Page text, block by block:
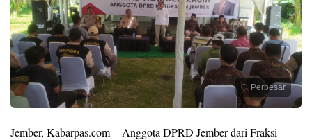
Perbesar
Jember, Kabarpas.com – Anggota DPRD Jember dari Fraksi